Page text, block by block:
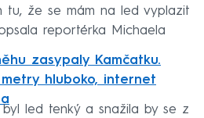
tu, že se mám na led vyplazit
reportérka Michaela
zasypaly Kamčatku.
hluboko, internet
led tenký a snažila by se z